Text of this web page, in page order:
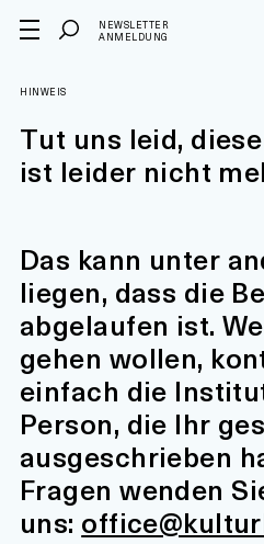
NEWSLETTER
ANMELDUNG
HINWEIS
Tut uns leid,
ist leider nicht
Das kann unter
liegen, dass die
abgelaufen ist.
gehen wollen,
einfach die
Person, die Ihr
ausgeschrieben
Fragen wenden
uns: